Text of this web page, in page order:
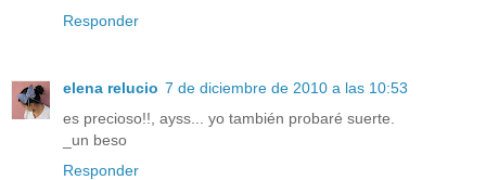
Responder
elena relucio 7 de diciembre de 2010 a las 10:53
es precioso!!, ayss... yo también probaré suerte.
_un beso
Responder